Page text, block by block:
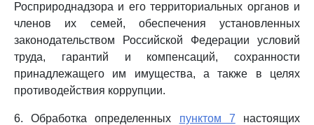
Росприроднадзора и его территориальных органов и
членов их семей, обеспечения установленных
законодательством Российской Федерации условий
труда, гарантий и компенсаций, сохранности
принадлежащего им имущества, а также в целях
противодействия коррупции.
6. Обработка определенных пунктом 7 настоящих